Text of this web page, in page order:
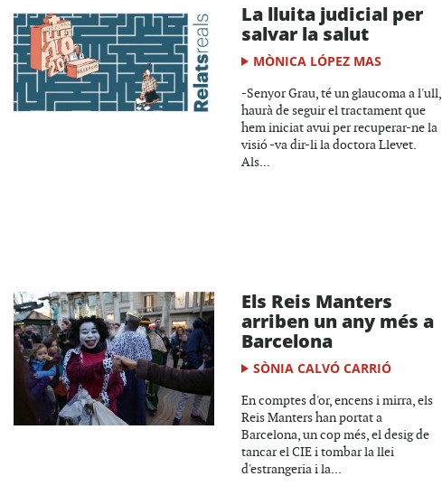
La lluita judicial per
salvar la salut
MÒNICA LÓPEZ MAS
-Senyor Grau, té un glaucoma a l'ull,
haurà de seguir el tractament que
hem iniciat avui per recuperar-ne la
visió -va dir-li la doctora Llevet.
Als...
Els Reis Manters
arriben un any més a
Barcelona
SÒNIA CALVÓ CARRIÓ
En comptes d'or, encens i mirra, els
Reis Manters han portat a
Barcelona, un cop més, el desig de
tancar el CIE i tombar la llei
d'estrangeria i la...